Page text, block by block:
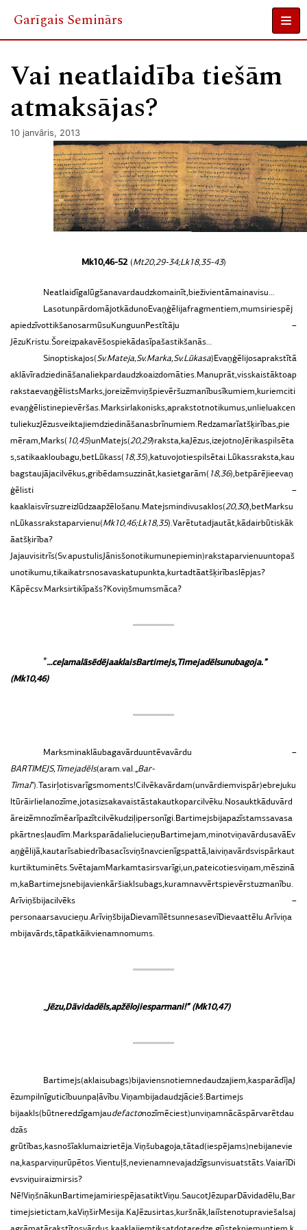
Skip
content
Garīgais Seminārs
Vai neatlaidība tiešām
atmaksājas?
10 janvāris, 2013
Mk10,46-52 (Mt20,29-34;Lk18,35-43)
Neatlaidīgalūgšanavardaudzkomainīt,bieživientāmainavisu…
LasotunpārdomājotkādunoEvaņģēlijafragmentiem,mumsiriespēj
apiedzīvottikšanosarmūsuKunguunPestītāju –
JēzuKristu.Šoreizpakavēšospiekādasīpašastikšanās…
Sinoptiskajos(Sv.Mateja,Sv.Marka,Sv.Lūkasa)Evaņģēlijosaprakstītā
aklāvīradziedināšanaliekpardaudzkoaizdomāties.Manuprāt,visskaistāktoap
rakstaevaņģēlistsMarks,joreizēmviņšpievēršuzmanībusīkumiem,kuriemciti
evaņģēlistinepievēršas.Marksirlakonisks,aprakstotnotikumus,unlieluakcen
tuliekuzJēzusveiktajiemdziedināšanasbrīnumiem.Redzamarīatšķirības,pie
mēram,Marks( 10,45)unMatejs(20,29)raksta,kaJēzus,izejotnoJērikaspilsēta
s,satikaakloubagu,betLūkass( 18,35),katuvojotiespilsētai.Lūkassraksta,kau
bagstaujājacilvēkus,gribēdamsuzzināt,kasietgarām( 18,36),betpārējieevaņ
ģēlisti –
kaaklaisvīrsuzreizlūdzaapžēlošanu.Matejsmindivusaklos(20,30),betMarksu
nLūkassrakstaparvienu(Mk10,46;Lk18,35).Varētutadjautāt,kādairbūtiskāk
āatšķirība?
Jajauvisitrīs(Sv.apustulisJānisšonotikumunepiemin)rakstaparvienuuntopaš
unotikumu,tikaikatrsnosavaskatupunkta,kurtadtāatšķirībaslēpjas?
Kāpēcsv.Marksirtikīpašs?Koviņšmumsmāca?
”…ceļamalāsēdējaaklaisBartimejs,Timejadēlsunubagoja.”
(Mk10,46)
Marksminaklāubagavārduuntēvavārdu –
BARTIMEJS,Timejadēls(aram.val.„Bar-
Timai”).Tasirļotisvarīgsmoments!Cilvēkavārdam(unvārdiemvispār)ebrejuku
ltūrāirlielanozīme,jotasizsakavaistāstakautkoparcilvēku.Nosauktkāduvārd
āreizēmnozīmēarīpazītcilvēkudziļipersonīgi.Bartimejsbijapazīstamssavasa
pkārtnesļaudīm.MarksparādalielucieņuBartimejam,minotviņavārdusavāEv
aņģēlijā,kautarīsabiedrībasacīsviņšnavcienīgspattā,laiviņavārdsvispārkaut
kurtiktuminēts.SvētajamMarkamtasirsvarīgi,un,pateicotiesviņam,mēszinā
m,kaBartimejsnebijavienkāršiaklsubags,kuramnavvērtspievērstuzmanību.
Arīviņšbijacilvēks –
personaarsavucieņu.ArīviņšbijaDievamīlētsunnesasevīDievaattēlu.Arīviņa
mbijavārds,tāpatkāikvienamnomums.
„Jēzu,Dāvidadēls,apžēlojiesparmani!”(Mk10,47)
Bartimejs(aklaisubags)bijaviensnotiemnedaudzajiem,kasparādījaJ
ēzumpilnīguticībuunpaļāvību.Viņambijadaudzjācieš:Bartimejs
bijaakls(būtneredzīgamjaudefactonozīmēciest)unviņamnācāspārvarētdau
dzās
grūtības,kasnošīaklumaizrietēja.Viņšubagoja,tātad(iespējams)nebijanevie
na,kasparviņurūpētos.Vientuļš,nevienamnevajadzīgsunvisuatstāts.VaiarīDi
evsviņuiraizmirsis?
Nē!ViņšnākunBartimejamiriespējasatiktViņu.SaucotJēzuparDāvidadēlu,Bar
timejsietictam,kaViņširMesija.KaJēzusirtas,kuršnāk,laiīstenotupraviešaIsaj